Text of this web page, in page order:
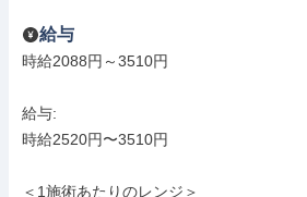
給与
時給2088円～3510円
給与:
時給2520円〜3510円
＜1施術あたりのレンジ＞